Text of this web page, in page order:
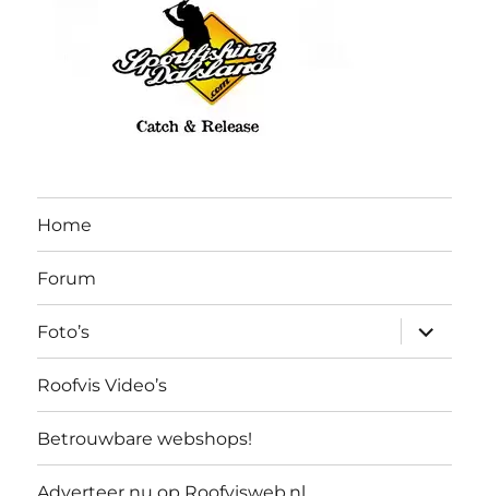
Home
Forum
Foto’s
Roofvis Video’s
Betrouwbare webshops!